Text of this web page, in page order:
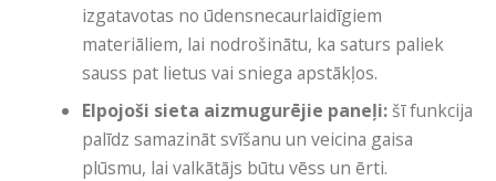
izgatavotas no ūdensnecaurlaidīgiem
materiāliem, lai nodrošinātu, ka saturs paliek
sauss pat lietus vai sniega apstākļos.
Elpojoši sieta aizmugurējie paneļi: šī funkcija
palīdz samazināt svīšanu un veicina gaisa
plūsmu, lai valkātājs būtu vēss un ērti.